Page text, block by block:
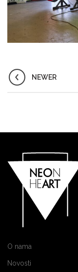
NEWER
O nama
Novosti